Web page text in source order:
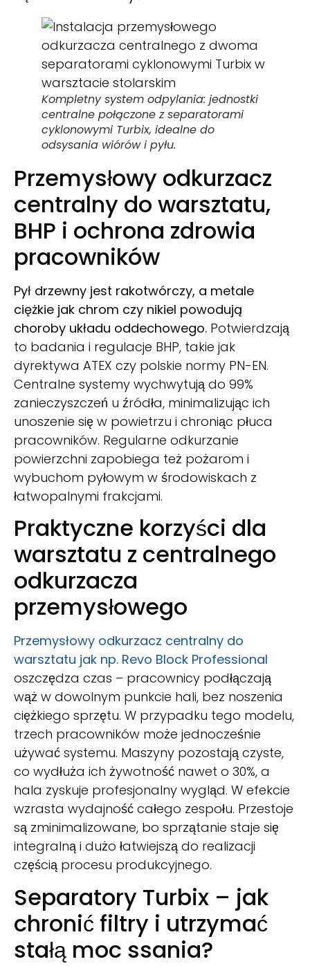
Kompletny system odpylania: jednostki
centralne połączone z separatorami
cyklonowymi Turbix, idealne do
odsysania wiórów i pyłu.
Przemysłowy odkurzacz
centralny do warsztatu,
BHP i ochrona zdrowia
pracowników
Pył drzewny jest rakotwórczy, a metale
ciężkie jak chrom czy nikiel powodują
choroby układu oddechowego. Potwierdzają
to badania i regulacje BHP, takie jak
dyrektywa ATEX czy polskie normy PN-EN.
Centralne systemy wychwytują do 99%
zanieczyszczeń u źródła, minimalizując ich
unoszenie się w powietrzu i chroniąc płuca
pracowników. Regularne odkurzanie
powierzchni zapobiega też pożarom i
wybuchom pyłowym w środowiskach z
łatwopalnymi frakcjami.
Praktyczne korzyści dla
warsztatu z centralnego
odkurzacza
przemysłowego
Przemysłowy odkurzacz centralny do
warsztatu jak np. Revo Block Professional
oszczędza czas – pracownicy podłączają
wąż w dowolnym punkcie hali, bez noszenia
ciężkiego sprzętu. W przypadku tego modelu,
trzech pracowników może jednocześnie
używać systemu. Maszyny pozostają czyste,
co wydłuża ich żywotność nawet o 30%, a
hala zyskuje profesjonalny wygląd. W efekcie
wzrasta wydajność całego zespołu. Przestoje
są zminimalizowane, bo sprzątanie staje się
integralną i dużo łatwiejszą do realizacji
częścią procesu produkcyjnego.
Separatory Turbix – jak
chronić filtry i utrzymać
stałą moc ssania?